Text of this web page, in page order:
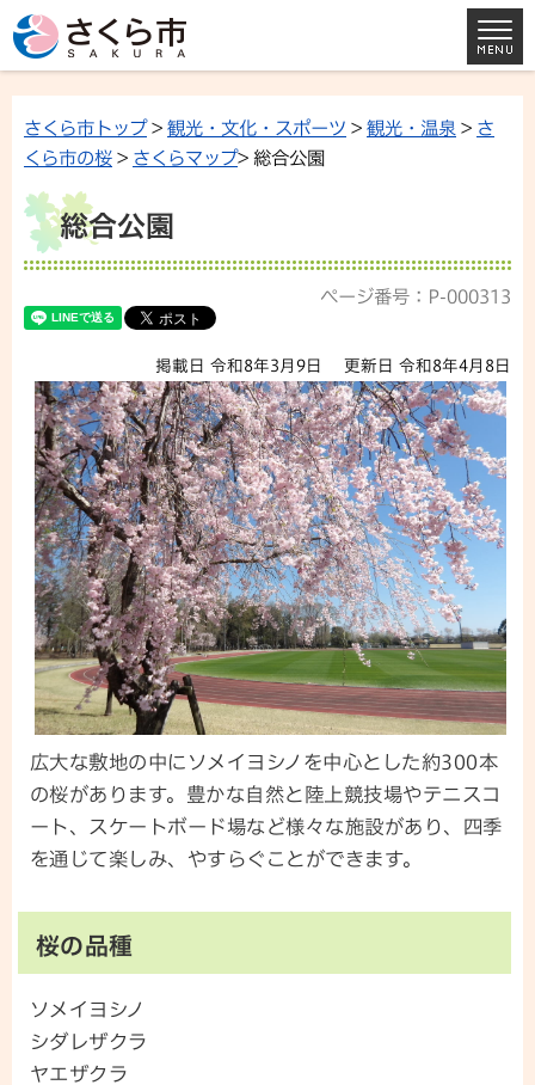
さくら市トップ> 観光・文化・スポーツ > 観光・温泉 > さ
くら市の桜 > さくらマップ> 総合公園
総合公園
ページ番号：P-000313
掲載日 令和8年3月9日 更新日 令和8年4月8日
広大な敷地の中にソメイヨシノを中心とした約300本
の桜があります。豊かな自然と陸上競技場やテニスコ
ート、スケートボード場など様々な施設があり、四季
を通じて楽しみ、やすらぐことができます。
桜の品種
ソメイヨシノ
シダレザクラ
ヤエザクラ